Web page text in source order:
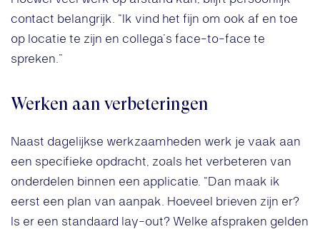
contact belangrijk. “Ik vind het fijn om ook af en toe
op locatie te zijn en collega’s face-to-face te
spreken.”
Werken aan verbeteringen
Naast dagelijkse werkzaamheden werk je vaak aan
een specifieke opdracht, zoals het verbeteren van
onderdelen binnen een applicatie. “Dan maak ik
eerst een plan van aanpak. Hoeveel brieven zijn er?
Is er een standaard lay-out? Welke afspraken gelden